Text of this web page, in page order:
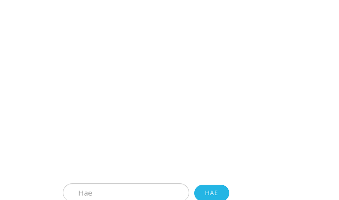
HAE